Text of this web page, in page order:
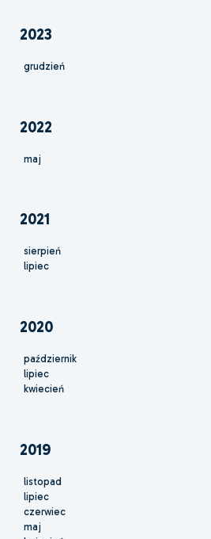
2023
grudzień
2022
maj
2021
sierpień
lipiec
2020
październik
lipiec
kwiecień
2019
listopad
lipiec
czerwiec
maj